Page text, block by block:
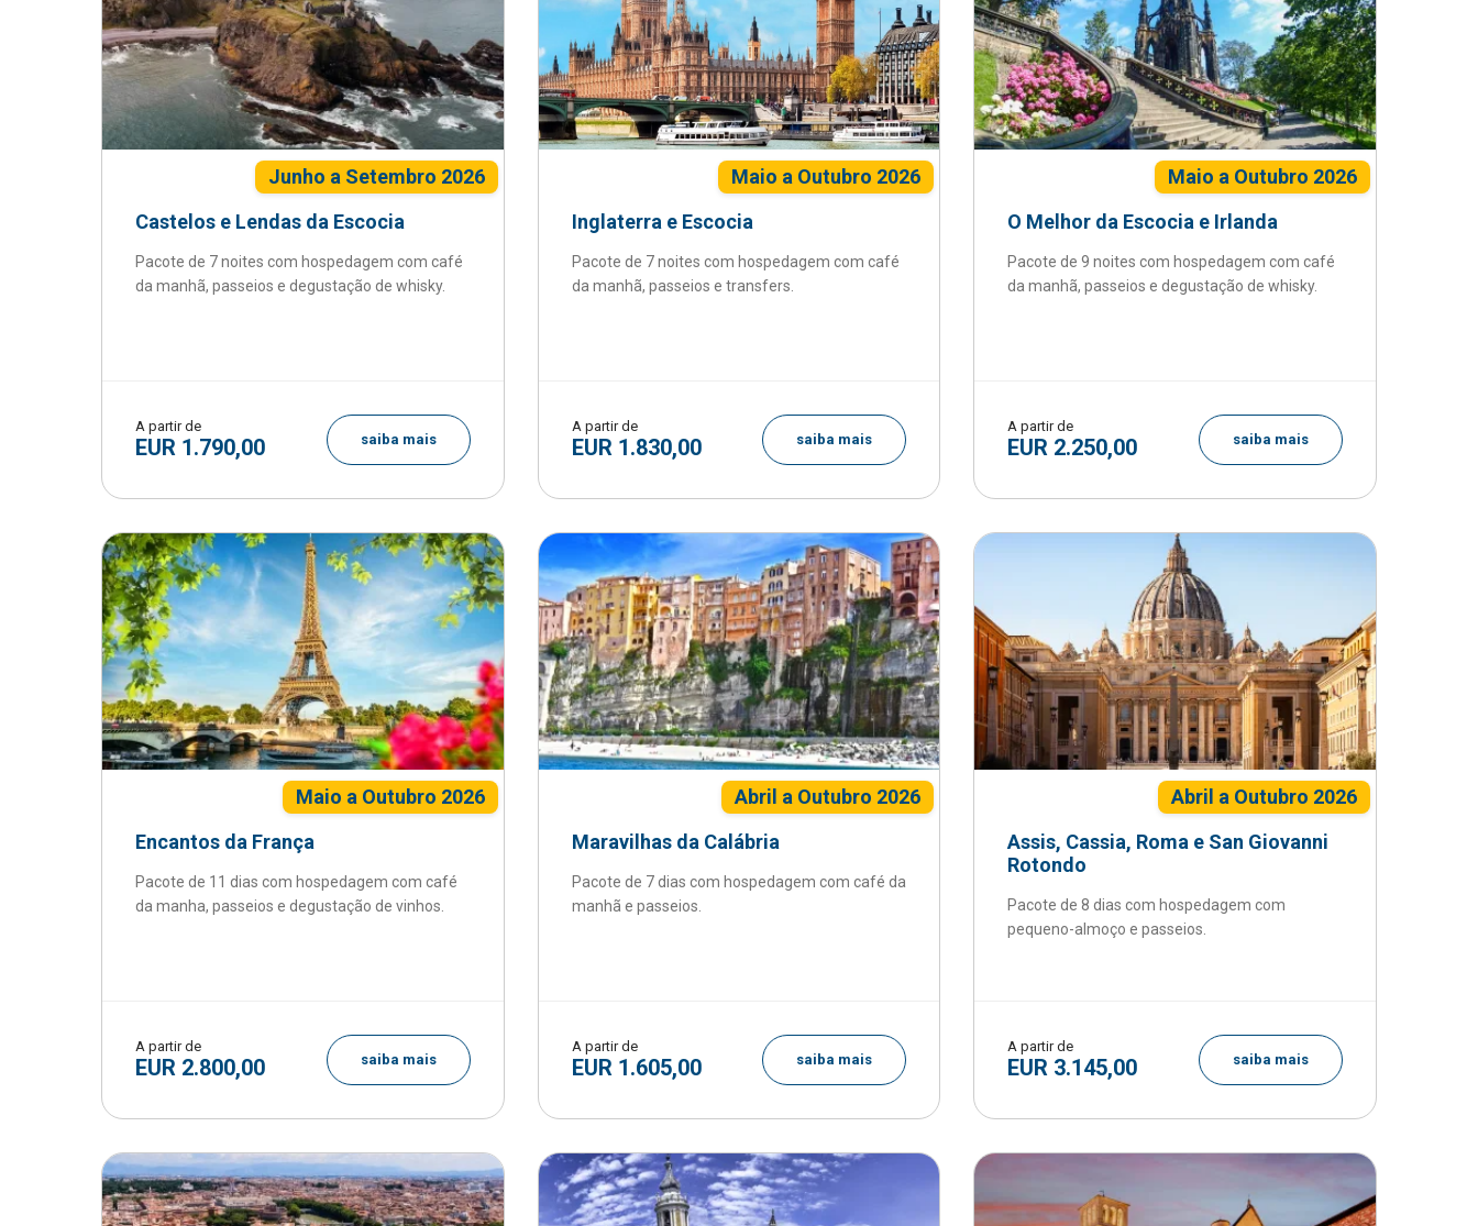
Junho a Setembro 2026
Castelos e Lendas da Escocia
Pacote de 7 noites com hospedagem com café
da manhã, passeios e degustação de whisky.
A partir de
EUR 1.790,00 saiba mais
Maio a Outubro 2026
Inglaterra e Escocia
Pacote de 7 noites com hospedagem com café
da manhã, passeios e transfers.
A partir de
EUR 1.830,00 saiba mais
Maio a Outubro 2026
O Melhor da Escocia e Irlanda
Pacote de 9 noites com hospedagem com café
da manhã, passeios e degustação de whisky.
A partir de
EUR 2.250,00 saiba mais
Maio a Outubro 2026
Encantos da França
Pacote de 11 dias com hospedagem com café
da manha, passeios e degustação de vinhos.
A partir de
EUR 2.800,00 saiba mais
Abril a Outubro 2026
Maravilhas da Calábria
Pacote de 7 dias com hospedagem com café da
manhã e passeios.
A partir de
EUR 1.605,00 saiba mais
Abril a Outubro 2026
Assis, Cassia, Roma e San Giovanni
Rotondo
Pacote de 8 dias com hospedagem com
pequeno-almoço e passeios.
A partir de
EUR 3.145,00 saiba mais